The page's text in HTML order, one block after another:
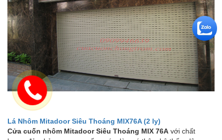
Lá Nhôm Mitadoor Siêu Thoáng MIX76A (2 ly)
Cửa cuốn nhôm Mitadoor Siêu Thoáng MIX 76A với chất